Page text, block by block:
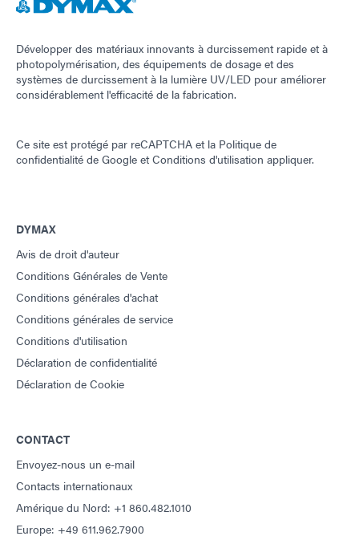
Développer des matériaux innovants à durcissement rapide et à
photopolymérisation, des équipements de dosage et des
systèmes de durcissement à la lumière UV/LED pour améliorer
considérablement l'efficacité de la fabrication.
Ce site est protégé par reCAPTCHA et la Politique de
confidentialité de Google etConditions d'utilisation appliquer.
DYMAX
Avis de droit d'auteur
Conditions Générales de Vente
Conditions générales d'achat
Conditions générales de service
Conditions d'utilisation
Déclaration de confidentialité
Déclaration de Cookie
CONTACT
Envoyez-nous un e-mail
Contacts internationaux
Amérique du Nord: +1 860.482.1010
Europe: +49 611.962.7900